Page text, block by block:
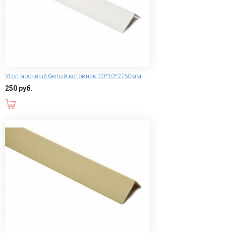
Угол арочный белый котовник 20*10*2750мм
250 руб.